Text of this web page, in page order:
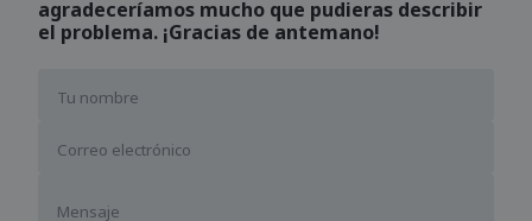
agradeceríamos mucho que pudieras describir
el problema. ¡Gracias de antemano!